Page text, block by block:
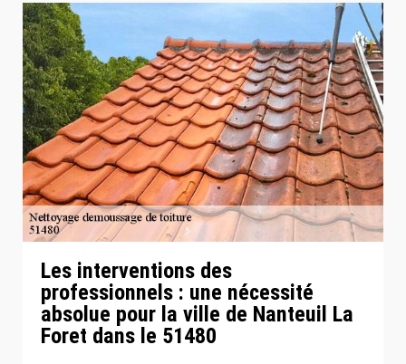
Les interventions des
professionnels : une nécessité
absolue pour la ville de Nanteuil La
Foret dans le 51480